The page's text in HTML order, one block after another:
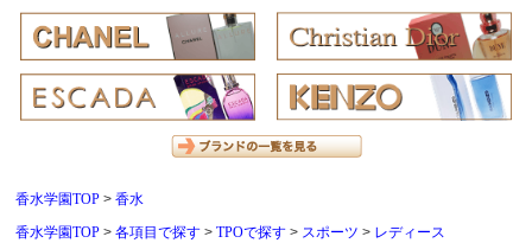
香水学園TOP
香水
香水学園TOP
各項目で探す TPOで探す スポーツ
レディース